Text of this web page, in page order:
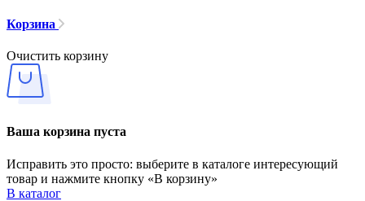
Корзина
Очистить корзину
Ваша корзина пуста
Исправить это просто: выберите в каталоге интересующий
товар и нажмите кнопку «В корзину»
В каталог